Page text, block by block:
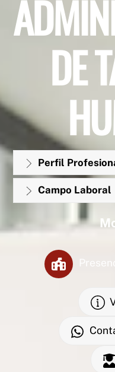
DE
Perfil
Campo Laboral